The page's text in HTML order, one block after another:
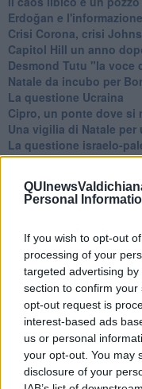
Personal
If you wish to opt-out
processing of your
targeted advertising
section to confirm
opt-out request is
interest-based ads
us or personal
your opt-out. You may
disclosure of your
Erdoğan e l'informazione
Crisi Corona, crisi
Capitol Hill un anno
Desmond Tutu "la voce
Natale da incubo per
La questione Ucraina
Cipro, un ponte dove si
Una vigilia di Natale per
La questione israelo-
Erdogan continua a
Johnson, da Trump a
L'AUKUS e il Quad
Papa Bergoglio vedrà
Bennet, un giorno in
Il ritorno dei talebani
​La lenta agonia del
Sudafrica, è allarme
Usa di nuovo al centro
L’appuntamento di
La farsa delle elezioni
In Medioriente non ci
Biden chiama ma